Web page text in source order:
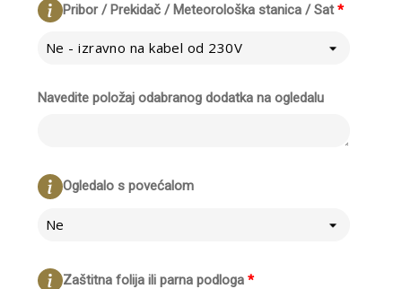
*
Pribor / Prekidač / Meteorološka stanica / Sat
Ne - izravno na kabel od 230V
Navedite položaj odabranog dodatka na ogledalu
Ogledalo s povećalom
Ne
*
Zaštitna folija ili parna podloga